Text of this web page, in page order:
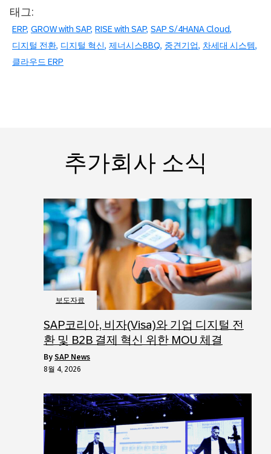
태그:
ERP GROW with SAP RISE with SAP SAP S/4HANA Cloud
디지털 전환 디지털 혁신 제너시스BBQ 중견기업
차세대 시스템
클라우드 ERP
추가회사 소식
보도자료
SAP코리아, 비자(Visa)와 기업 디지털 전
환 및 B2B 결제 혁신 위한 MOU 체결
by SAP News
8월 4, 2026